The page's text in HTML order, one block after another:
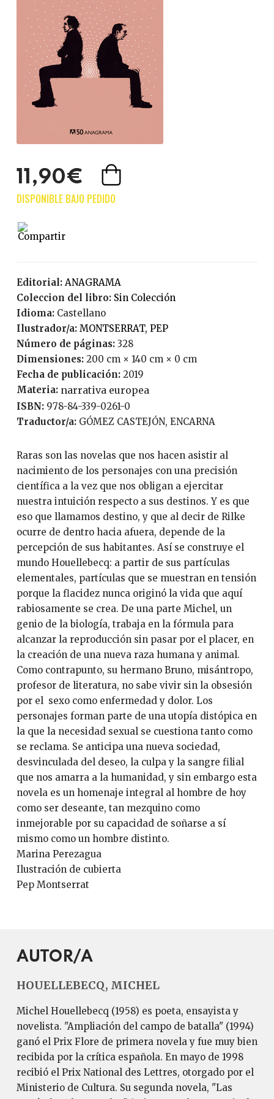
11,90€
Editorial:
ANAGRAMA
Coleccion del libro:
Sin Colección
Idioma:
Castellano
Ilustrador/a:
MONTSERRAT, PEP
Número de páginas:
328
Dimensiones: 200 cm × 140 cm × 0 cm
Fecha de publicación:
2019
Materia: narrativa europea
ISBN:
978-84-339-0261-0
Traductor/a:
GÓMEZ CASTEJÓN, ENCARNA
Raras son las novelas que nos hacen asistir al
nacimiento de los personajes con una precisión
científica a la vez que nos obligan a ejercitar
nuestra intuición respecto a sus destinos. Y es que
eso que llamamos destino, y que al decir de Rilke
ocurre de dentro hacia afuera, depende de la
percepción de sus habitantes. Así se construye el
mundo Houellebecq: a partir de sus partículas
elementales, partículas que se muestran en tensión
porque la flacidez nunca originó la vida que aquí
rabiosamente se crea. De una parte Michel, un
genio de la biología, trabaja en la fórmula para
alcanzar la reproducción sin pasar por el placer, en
la creación de una nueva raza humana y animal.
Como contrapunto, su hermano Bruno, misántropo,
profesor de literatura, no sabe vivir sin la obsesión
por el sexo como enfermedad y dolor. Los
personajes forman parte de una utopía distópica en
la que la necesidad sexual se cuestiona tanto como
se reclama. Se anticipa una nueva sociedad,
desvinculada del deseo, la culpa y la sangre filial
que nos amarra a la humanidad, y sin embargo esta
novela es un homenaje integral al hombre de hoy
como ser deseante, tan mezquino como
inmejorable por su capacidad de soñarse a sí
mismo como un hombre distinto.
Marina Perezagua
Ilustración de cubierta
Pep Montserrat
AUTOR/A
HOUELLEBECQ, MICHEL
Michel Houellebecq (1958) es poeta, ensayista y
novelista. "Ampliación del campo de batalla" (1994)
ganó el Prix Flore de primera novela y fue muy bien
recibida por la crítica española. En mayo de 1998
recibió el Prix National des Lettres, otorgado por el
Ministerio de Cultura. Su segunda novela, "Las